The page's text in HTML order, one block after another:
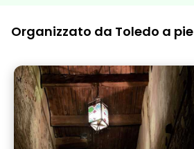
Organizzato da Toledo a pie